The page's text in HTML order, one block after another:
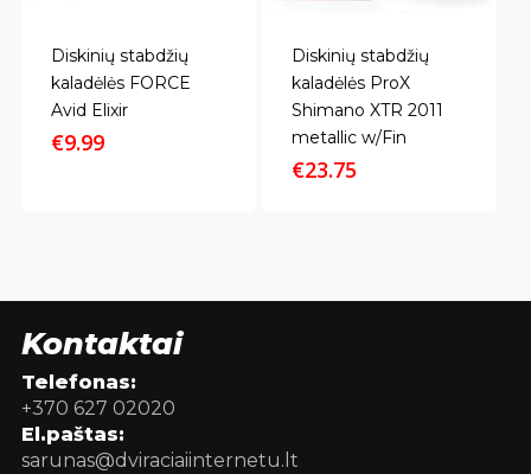
Diskinių stabdžių
kaladėlės FORCE
Avid Elixir
€9.99
Diskinių stabdžių
kaladėlės ProX
Shimano XTR 2011
metallic w/Fin
€23.75
Kontaktai
Telefonas:
+370 627 02020
El.paštas:
sarunas@dviraciaiinternetu.lt